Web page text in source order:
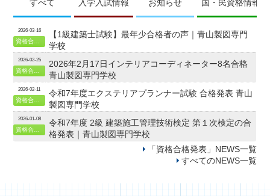
すべて 入学入試情報 お知らせ 国・民資格情報
2026-03-16
【1級建築士試験】最年少合格者の声｜青山製図専門
学校
2026-02-25
2026年2月17日インテリアコーディネーター8名合格
青山製図専門学校
2026-02-11
令和7年度エクステリアプランナー試験 合格発表 青山
製図専門学校
2026-01-08
令和7年度 2級 建築施工管理技術検定 第１次検定の合
格発表｜青山製図専門学校
「資格合格発表」NEWS一覧
すべてのNEWS一覧